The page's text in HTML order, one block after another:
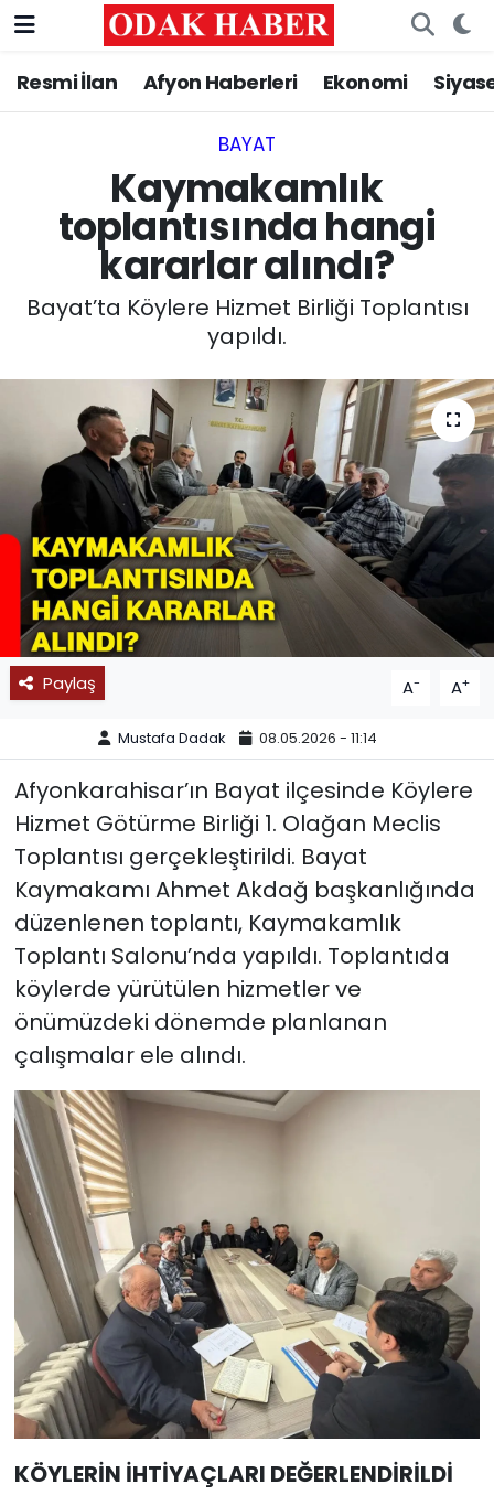
Resmi İlan Afyon Haberleri Ekonomi
BAYAT
Kaymakamlık
toplantısında hangi
kararlar alındı?
Bayat’ta Köylere Hizmet Birliği Toplantısı
yapıldı.
Paylaş A- A+
Mustafa Dadak 08.05.2026 - 11:14
Afyonkarahisar’ın Bayat ilçesinde Köylere
Hizmet Götürme Birliği 1. Olağan Meclis
Toplantısı gerçekleştirildi. Bayat
Kaymakamı Ahmet Akdağ başkanlığında
düzenlenen toplantı, Kaymakamlık
Toplantı Salonu’nda yapıldı. Toplantıda
köylerde yürütülen hizmetler ve
önümüzdeki dönemde planlanan
çalışmalar ele alındı.
KÖYLERİN İHTİYAÇLARI DEĞERLENDİRİLDİ
AFYONKARAHİSAR HABERLERİ
ASAYİŞ
GÜNCEL
SİYASET
MAGAZİN
SAĞLIK
SPOR
11:11 MANŞET
Nöbetçi Eczaneler
Trafik Durumu
Süper Lig Puan Durumu ve Fikstür
Tüm Manşetler
Haber Arşivi